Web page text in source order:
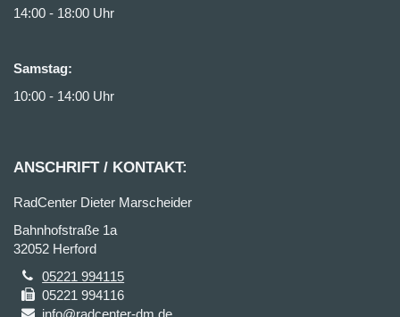
14:00 - 18:00 Uhr
Samstag:
10:00 - 14:00 Uhr
ANSCHRIFT / KONTAKT:
RadCenter Dieter Marscheider
Bahnhofstraße 1a
32052 Herford
05221 994115
05221 994116
info@radcenter-dm.de